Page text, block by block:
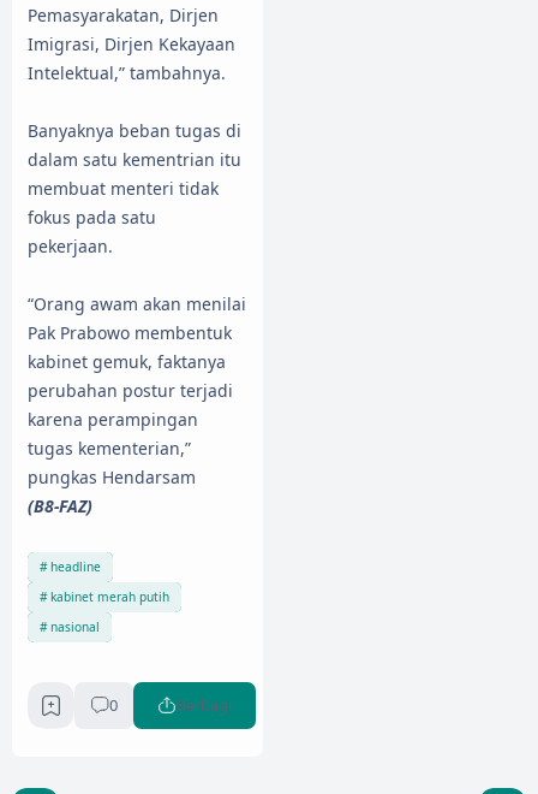
Pemasyarakatan, Dirjen
Imigrasi, Dirjen Kekayaan
Intelektual,” tambahnya.
Banyaknya beban tugas di
dalam satu kementrian itu
membuat menteri tidak
fokus pada satu
pekerjaan.
“Orang awam akan menilai
Pak Prabowo membentuk
kabinet gemuk, faktanya
perubahan postur terjadi
karena perampingan
tugas kementerian,”
pungkas Hendarsam
(B8-FAZ)
headline
kabinet merah putih
nasional
0 Berbagi